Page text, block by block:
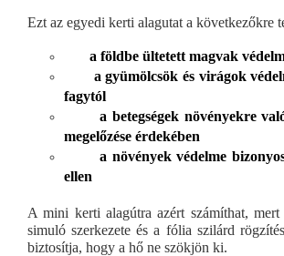
Ezt az egyedi kerti alagutat a következőkre
a földbe ültetett magvak
a gyümölcsök és virágok
fagytól
a betegségek növényekre
megelőzése érdekében
a növények védelme
ellen
A mini kerti alagútra azért számíthat,
simuló szerkezete és a fólia szilárd
biztosítja, hogy a hő ne szökjön ki.